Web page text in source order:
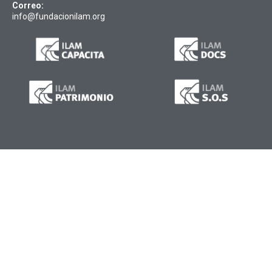
Correo:
info@fundacionilam.org